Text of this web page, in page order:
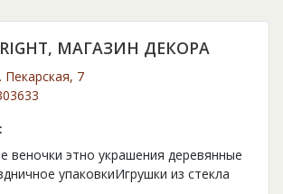
МАГАЗИН ДЕКОРА
Пекарская, 7
веночки этно украшения деревянные
упаковкиИгрушки из стекла